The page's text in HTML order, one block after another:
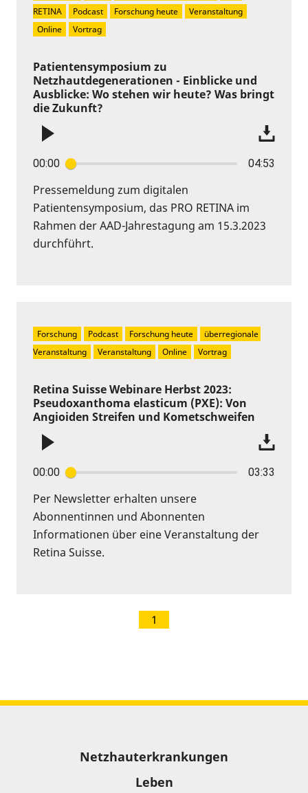
Patientensymposium zu
Netzhautdegenerationen - Einblicke und
Ausblicke: Wo stehen wir heute? Was bringt
die Zukunft?
00:00 04:53
Pressemeldung zum digitalen
Patientensymposium, das PRO RETINA im
Rahmen der AAD-Jahrestagung am 15.3.2023
durchführt.
RETINA Podcast Forschung heute
Veranstaltung
Online
Vortrag
Retina Suisse Webinare Herbst 2023:
Pseudoxanthoma elasticum (PXE): Von
Angioiden Streifen und Kometschweifen
00:00 03:33
Per Newsletter erhalten unsere
Abonnentinnen und Abonnenten
Informationen über eine Veranstaltung der
Retina Suisse.
Forschung Podcast Forschung heute
überregionale
Veranstaltung
Veranstaltung Online Vortrag
1
Netzhauterkrankungen
Leben